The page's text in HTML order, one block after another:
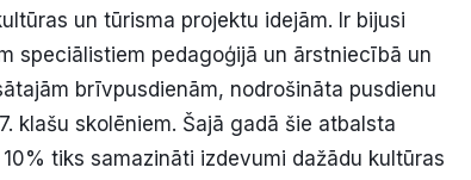
un tūrisma projektu idejām. Ir bijusi
speciālistiem pedagoģijā un ārstniecībā un
brīvpusdienām, nodrošināta pusdienu
klašu skolēniem. Šajā gadā šie atbalsta
tiks samazināti izdevumi dažādu kultūras